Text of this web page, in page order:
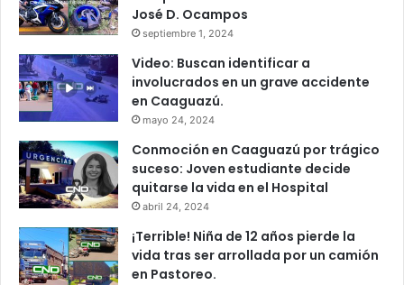
José D. Ocampos
septiembre 1, 2024
Video: Buscan identificar a
involucrados en un grave accidente
en Caaguazú.
mayo 24, 2024
Conmoción en Caaguazú por trágico
suceso: Joven estudiante decide
quitarse la vida en el Hospital
abril 24, 2024
¡Terrible! Niña de 12 años pierde la
vida tras ser arrollada por un camión
en Pastoreo.